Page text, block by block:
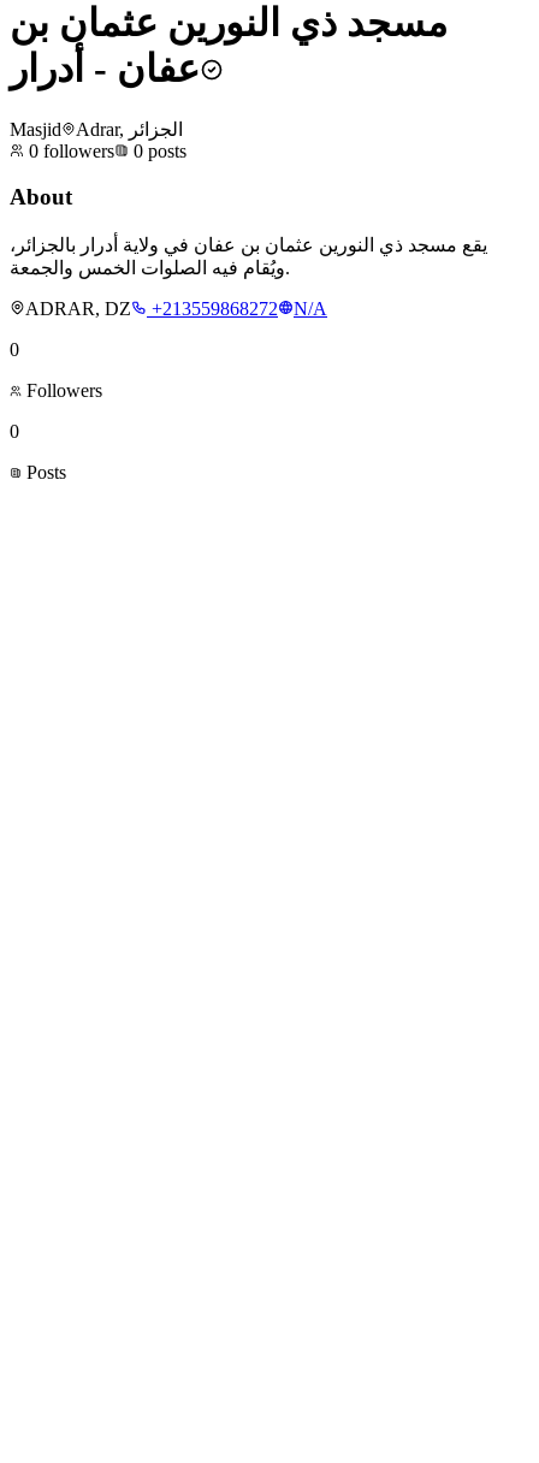
مسجد ذي النورين عثمان بن
عفان - أدرار
Masjid
Adrar, الجزائر
0 followers 0 posts
About
يقع مسجد ذي النورين عثمان بن عفان في ولاية أدرار بالجزائر،
ويُقام فيه الصلوات الخمس والجمعة.
ADRAR, DZ
+213559868272
N/A
0
Followers
0
Posts